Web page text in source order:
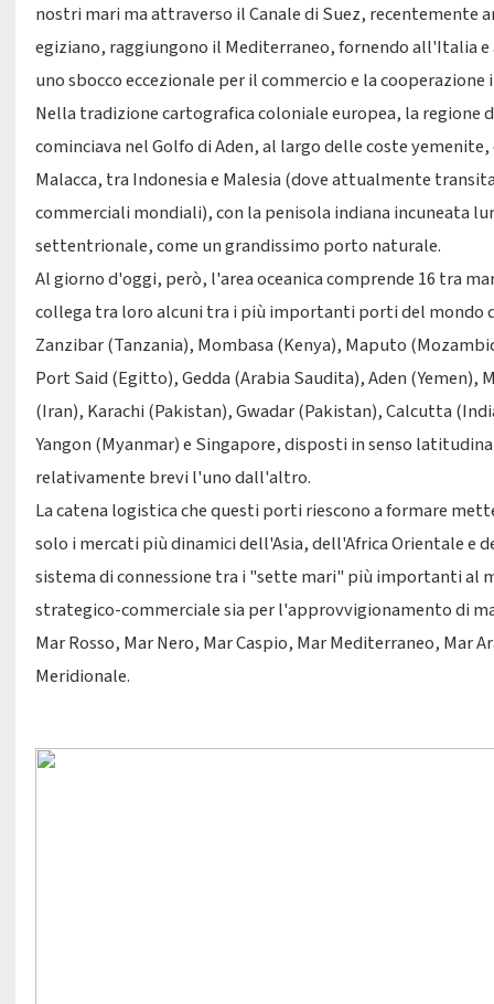
nostri mari ma attraverso il Canale di Suez, recentemente
egiziano, raggiungono il Mediterraneo, fornendo all'Italia e
uno sbocco eccezionale per il commercio e la
Nella tradizione cartografica coloniale europea, la regione
cominciava nel Golfo di Aden, al largo delle coste
Malacca, tra Indonesia e Malesia (dove attualmente
commerciali mondiali), con la penisola indiana incuneata
settentrionale, come un grandissimo porto naturale.
Al giorno d'oggi, però, l'area oceanica comprende 16 tra
collega tra loro alcuni tra i più importanti porti del mondo
Zanzibar (Tanzania), Mombasa (Kenya), Maputo
Port Said (Egitto), Gedda (Arabia Saudita), Aden (Yemen),
(Iran), Karachi (Pakistan), Gwadar (Pakistan), Calcutta
Yangon (Myanmar) e Singapore, disposti in senso
relativamente brevi l'uno dall'altro.
La catena logistica che questi porti riescono a formare
solo i mercati più dinamici dell'Asia, dell'Africa Orientale e
sistema di connessione tra i "sette mari" più importanti al
strategico-commerciale sia per l'approvvigionamento di
Mar Rosso, Mar Nero, Mar Caspio, Mar Mediterraneo, Mar
Meridionale.